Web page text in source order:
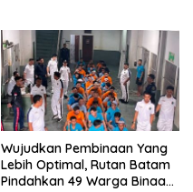
Wujudkan Pembinaan Yang
Lebih Optimal, Rutan Batam
Pindahkan 49 Warga Binaan